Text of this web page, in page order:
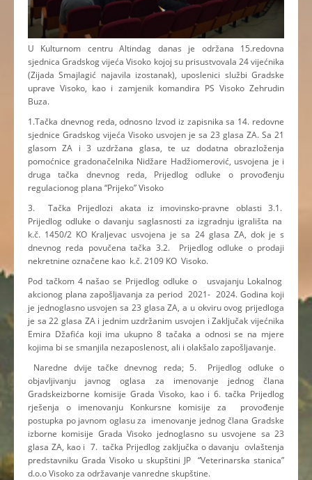
U Kulturnom centru Altindag danas je održana 15.redovna
sjednica Gradskog vijeća Visoko kojoj su prisustvovala 24 vijećnika
(Zijada Smajlagić najavila izostanak), uposlenici službi Gradske
uprave Visoko, kao i zamjenik komandira PS Visoko Zehrudin
Buza.
1.Tačka dnevnog reda, odnosno Izvod iz zapisnika sa 14. redovne
sjednice Gradskog vijeća Visoko usvojen je sa 23 glasa ZA. Sa 21
glasom ZA i 3 uzdržana glasa, te uz dodatna obrazloženja
pomoćnice gradonačelnika Nidžare Hadžiomerović, usvojena je i
druga tačka dnevnog reda, Prijedlog odluke o provođenju
regulacionog plana “Prijeko” Visoko
3. Tačka Prijedlozi akata iz imovinsko-pravne oblasti 3.1.
Prijedlog odluke o davanju saglasnosti za izgradnju igrališta na
k.č. 1450/2 KO Kraljevac usvojena je sa 24 glasa ZA, dok je s
dnevnog reda povučena tačka 3.2. Prijedlog odluke o prodaji
nekretnine označene kao k.č. 2109 KO Visoko.
Pod tačkom 4 našao se Prijedlog odluke o usvajanju Lokalnog
akcionog plana zapošljavanja za period 2021- 2024. Godina koji
je jednoglasno usvojen sa 23 glasa ZA, a u okviru ovog prijedloga
je sa 22 glasa ZA i jednim uzdržanim usvojen i Zaključak vijećnika
Emira Džafića koji ima ukupno 8 tačaka a odnosi se na mjere
kojima bi se smanjila nezaposlenost, ali i olakšalo zapošljavanje.
Naredne dvije tačke dnevnog reda; 5. Prijedlog odluke o
objavljivanju javnog oglasa za imenovanje jednog člana
Gradskeizborne komisije Grada Visoko, kao i 6. tačka Prijedlog
rješenja o imenovanju Konkursne komisije za provođenje
postupka po javnom oglasu za imenovanje jednog člana Gradske
izborne komisije Grada Visoko jednoglasno su usvojene sa 23
glasa ZA, kao i 7. tačka Prijedlog zaključka o davanju ovlaštenja
predstavniku Grada Visoko u skupštini JP “Veterinarska stanica”
d.o.o Visoko za održavanje vanredne skupštine.